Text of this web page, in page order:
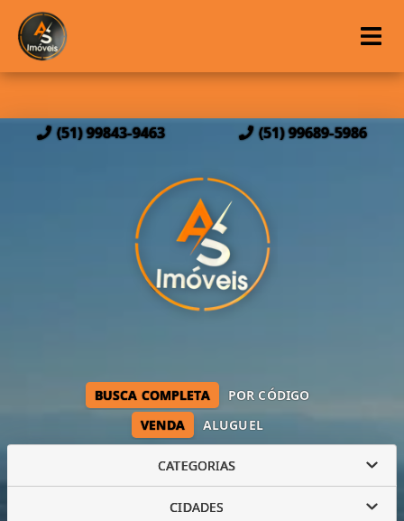
(51) 99843-9463 (51) 99689-5986
VENDA ALUGUEL
BUSCA COMPLETA POR CÓDIGO
CATEGORIAS
CIDADES